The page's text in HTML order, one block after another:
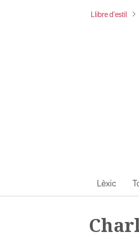
Llibre d'estil
Lèxic